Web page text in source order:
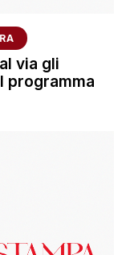
via gli
programma